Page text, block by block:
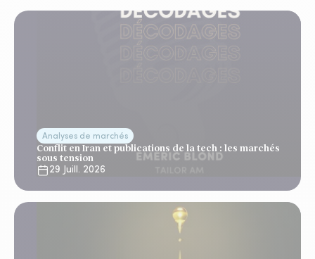
Analyses de marchés
Conflit en Iran et publications de la tech : les marchés
sous tension
29 Juill. 2026